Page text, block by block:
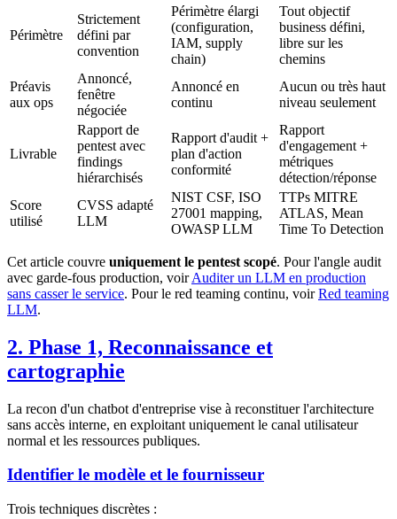
Périmètre
Strictement
défini par
convention
Périmètre élargi
(configuration,
IAM, supply
chain)
Tout objectif
business défini,
libre sur les
chemins
Préavis
aux ops
Annoncé,
fenêtre
négociée
Annoncé en
continu
Aucun ou très haut
niveau seulement
Livrable
Rapport de
pentest avec
findings
hiérarchisés
Rapport d'audit +
plan d'action
conformité
Rapport
d'engagement +
métriques
détection/réponse
Score
utilisé
CVSS adapté
LLM
NIST CSF, ISO
27001 mapping,
OWASP LLM
TTPs MITRE
ATLAS, Mean
Time To Detection
Cet article couvre uniquement le pentest scopé. Pour l'angle audit
avec garde-fous production, voirAuditer un LLM en production
sans casser le service. Pour le red teaming continu, voirRed teaming
LLM.
2. Phase 1, Reconnaissance et
cartographie
La recon d'un chatbot d'entreprise vise à reconstituer l'architecture
sans accès interne, en exploitant uniquement le canal utilisateur
normal et les ressources publiques.
Identifier le modèle et le fournisseur
Trois techniques discrètes :